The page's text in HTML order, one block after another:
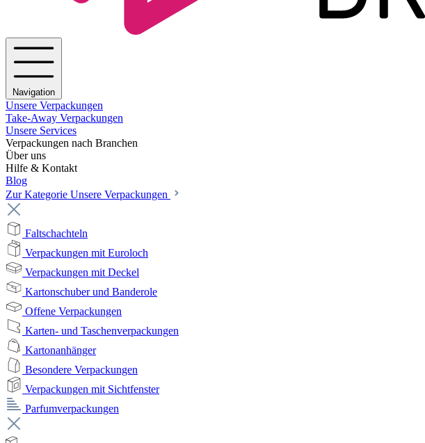
Navigation
Unsere Verpackungen
Take-Away Verpackungen
Unsere Services
Verpackungen nach Branchen
Über uns
Hilfe & Kontakt
Blog
Zur Kategorie Unsere Verpackungen
Faltschachteln
Verpackungen mit Euroloch
Verpackungen mit Deckel
Kartonschuber und Banderole
Offene Verpackungen
Karten- und Taschenverpackungen
Kartonanhänger
Besondere Verpackungen
Verpackungen mit Sichtfenster
Parfumverpackungen